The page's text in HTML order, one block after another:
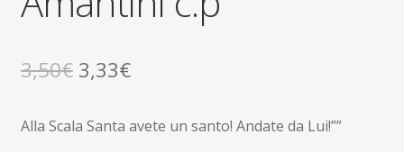
3,50€ Il
originale
3,33€Il
attuale
Alla Scala Santa avete un santo! Andate da Lui!””